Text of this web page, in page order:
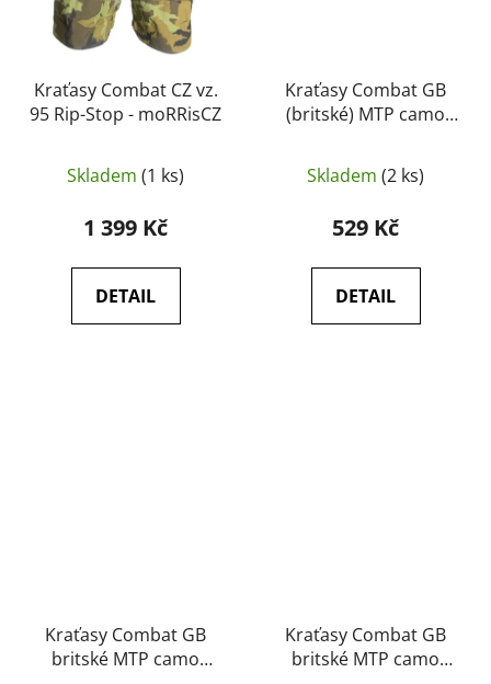
Kraťasy Combat CZ vz.
95 Rip-Stop - moRRisCZ
Skladem (1 ks)
1 399 Kč
DETAIL
Kraťasy Combat GB
(britské) MTP camo
nové)
Skladem (2 ks)
529 Kč
DETAIL
Kraťasy Combat GB
britské MTP camo
Kraťasy Combat GB
britské MTP camo